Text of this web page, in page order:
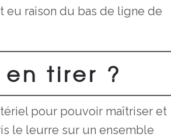
eu raison du bas de ligne de
en tirer ?
pour pouvoir maîtriser et
le leurre sur un ensemble